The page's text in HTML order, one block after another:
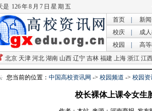
是 126 年 8 月 7 日 星 期 五
首页
新
校庆
成
校园
高
北京 天津 河北 湖南 山西 辽宁 吉林 福建 上海 浙江 江
您当前的位置： 中国高校资讯网 -> 校园频道 -> 校园资
校长裸体上课令女生